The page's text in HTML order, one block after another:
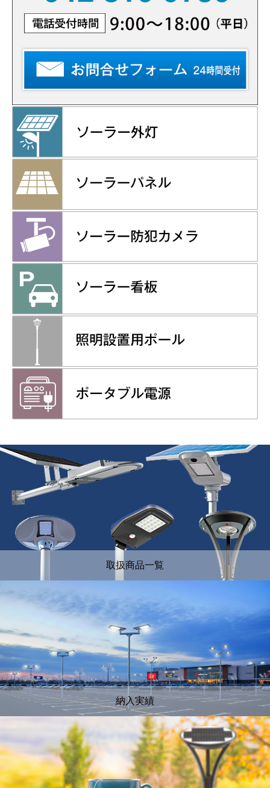
取扱商品一覧
納入実績